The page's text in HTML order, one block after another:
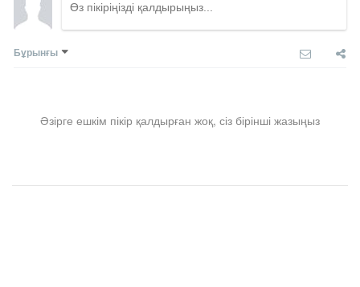
Бұрынғы
Әзірге ешкім пікір қалдырған жоқ, сіз бірінші жазыңыз